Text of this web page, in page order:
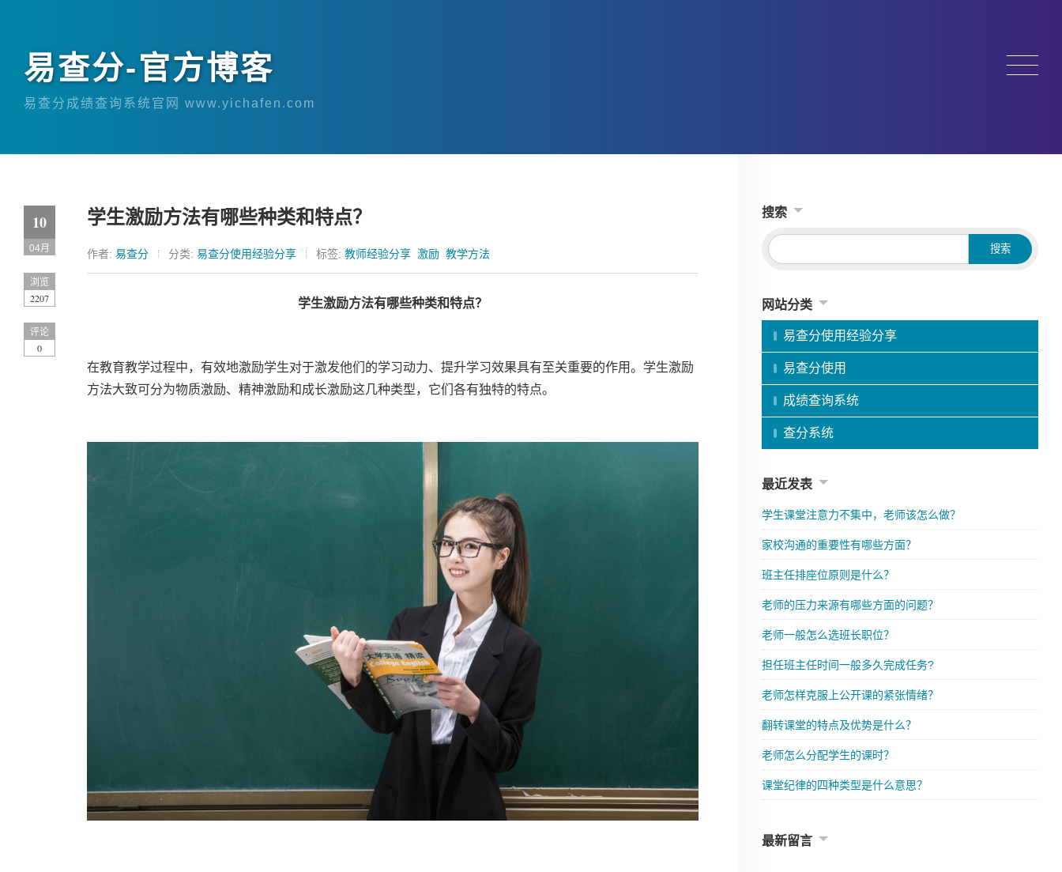
易查分-官方博客
易查分成绩查询系统官网 www.yichafen.com
学生激励方法有哪些种类和特点？
10
04月 作者: 易查分 分类: 易查分使用经验分享 标签: 教师经验分享 激励 教学方法
学生激励方法有哪些种类和特点？
在教育教学过程中，有效地激励学生对于激发他们的学习动力、提升学习效果具有至关重要的作用。学生激励
方法大致可分为物质激励、精神激励和成长激励这几种类型，它们各有独特的特点。
浏览
2207
评论
0
搜索
网站分类
易查分使用经验分享
易查分使用
成绩查询系统
查分系统
最近发表
学生课堂注意力不集中，老师该怎么做？
家校沟通的重要性有哪些方面？
班主任排座位原则是什么？
老师的压力来源有哪些方面的问题？
老师一般怎么选班长职位？
担任班主任时间一般多久完成任务?
老师怎样克服上公开课的紧张情绪？
翻转课堂的特点及优势是什么？
老师怎么分配学生的课时？
课堂纪律的四种类型是什么意思？
最新留言